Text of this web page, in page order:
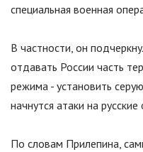
специальная военная
В частности, он
отдавать России часть
режима - установить
начнутся атаки на русские
По словам Прилепина,